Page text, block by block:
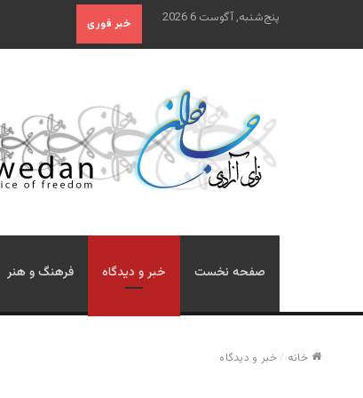
پنج‌شنبه, آگوست 6 2026 خبر فوری
صفحه نخست خبر و دیدگاه فرهنگ و هنر
خانه /خبر و دیدگاه